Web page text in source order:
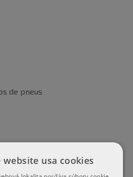
de pneus
estações
website usa cookies